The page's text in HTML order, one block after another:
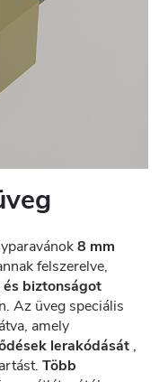
8 mm
felszerelve,
biztonságot
Az üveg speciális
amely
lerakódását ,
Több